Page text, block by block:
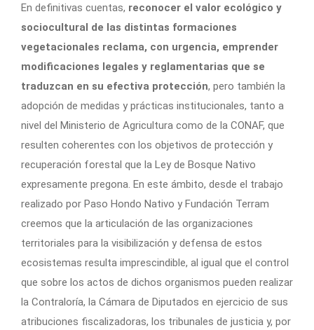
En definitivas cuentas, reconocer el valor ecológico y
sociocultural de las distintas formaciones
vegetacionales reclama, con urgencia, emprender
modificaciones legales y reglamentarias que se
traduzcan en su efectiva protección, pero también la
adopción de medidas y prácticas institucionales, tanto a
nivel del Ministerio de Agricultura como de la CONAF, que
resulten coherentes con los objetivos de protección y
recuperación forestal que la Ley de Bosque Nativo
expresamente pregona. En este ámbito, desde el trabajo
realizado por Paso Hondo Nativo y Fundación Terram
creemos que la articulación de las organizaciones
territoriales para la visibilización y defensa de estos
ecosistemas resulta imprescindible, al igual que el control
que sobre los actos de dichos organismos pueden realizar
la Contraloría, la Cámara de Diputados en ejercicio de sus
atribuciones fiscalizadoras, los tribunales de justicia y, por